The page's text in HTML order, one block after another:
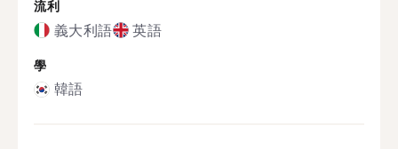
流利
義大利語 英語
學
韓語